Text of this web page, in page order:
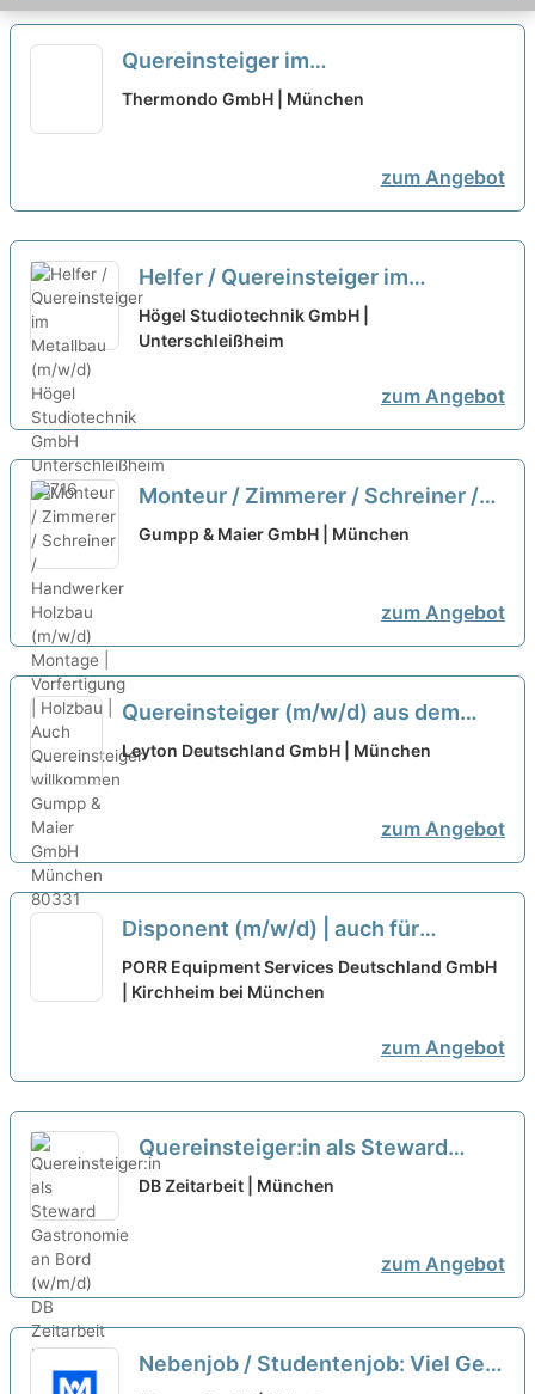
Quereinsteiger im
Installationsbereich (m/w/d)
Thermondo GmbH | München
zum Angebot
Helfer / Quereinsteiger im
Metallbau (m/w/d) neu
Högel Studiotechnik GmbH |
Unterschleißheim
zum Angebot
Monteur / Zimmerer / Schreiner /
Handwerker Holzbau (m/w/d)
Gumpp & Maier GmbH | München
zum Angebot
Quereinsteiger (m/w/d) aus dem
Customer Service für den
Leyton Deutschland GmbH | München
zum Angebot
Disponent (m/w/d) | auch für
Quereinsteigende neu
PORR Equipment Services Deutschland GmbH
| Kirchheim bei München
zum Angebot
Quereinsteiger:in als Steward
Gastronomie an Bord (w/m/d)
DB Zeitarbeit | München
zum Angebot
Nebenjob / Studentenjob: Viel Geld